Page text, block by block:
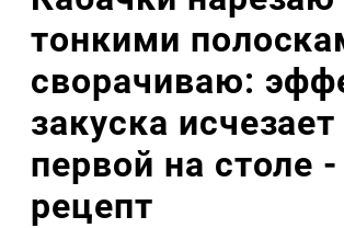
тонкими
сворачиваю:
закуска исчезает
первой на столе -
рецепт